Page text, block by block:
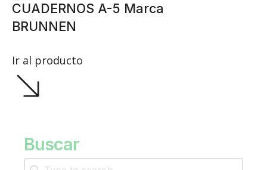
CUADERNOS A-5 Marca
BRUNNEN
Ir al producto
Buscar